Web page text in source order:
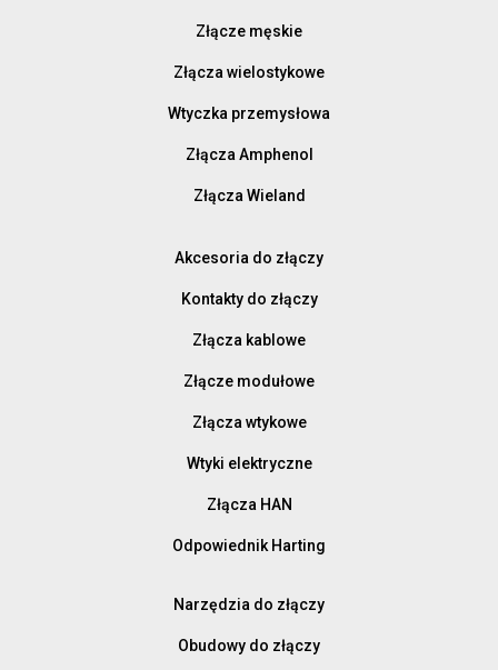
Złącze męskie
Złącza wielostykowe
Wtyczka przemysłowa
Złącza Amphenol
Złącza Wieland
Akcesoria do złączy
Kontakty do złączy
Złącza kablowe
Złącze modułowe
Złącza wtykowe
Wtyki elektryczne
Złącza HAN
Odpowiednik Harting
Narzędzia do złączy
Obudowy do złączy